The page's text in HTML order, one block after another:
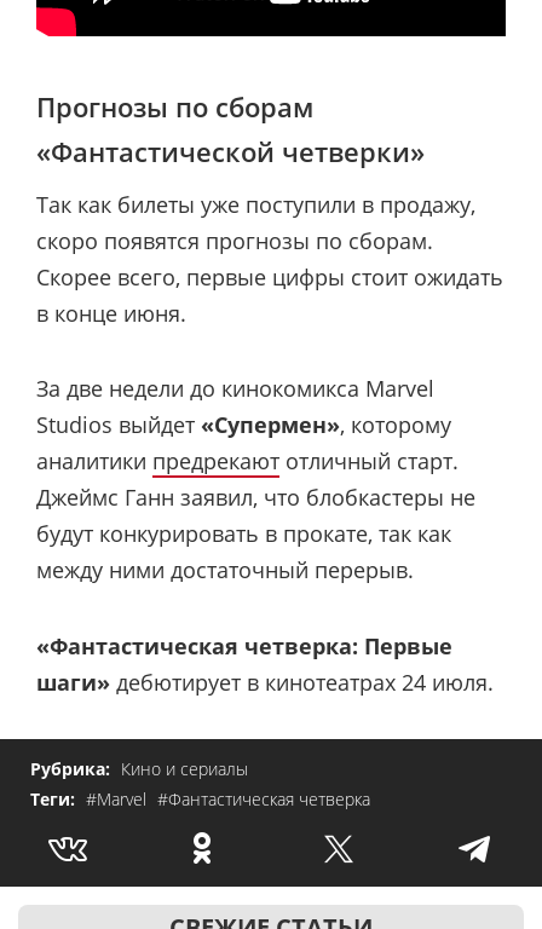
Прогнозы по сборам
«Фантастической четверки»
Так как билеты уже поступили в продажу,
скоро появятся прогнозы по сборам.
Скорее всего, первые цифры стоит ожидать
в конце июня.
За две недели до кинокомикса Marvel
Studios выйдет «Супермен», которому
аналитики предрекают отличный старт.
Джеймс Ганн заявил, что блобкастеры не
будут конкурировать в прокате, так как
между ними достаточный перерыв.
«Фантастическая четверка: Первые
шаги» дебютирует в кинотеатрах 24 июля.
Рубрика: Кино и сериалы
Теги: #Marvel #Фантастическая четверка